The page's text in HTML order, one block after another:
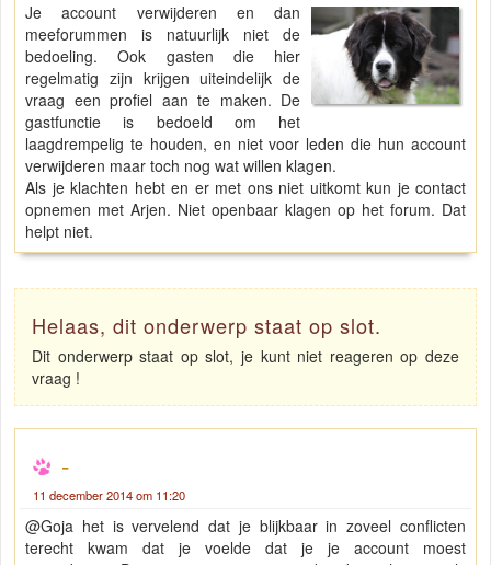
Je account verwijderen en dan
meeforummen is natuurlijk niet de
bedoeling. Ook gasten die hier
regelmatig zijn krijgen uiteindelijk de
vraag een profiel aan te maken. De
gastfunctie is bedoeld om het
laagdrempelig te houden, en niet voor leden die hun account
verwijderen maar toch nog wat willen klagen.
Als je klachten hebt en er met ons niet uitkomt kun je contact
opnemen met Arjen. Niet openbaar klagen op het forum. Dat
helpt niet.
Helaas, dit onderwerp staat op slot.
Dit onderwerp staat op slot, je kunt niet reageren op deze
vraag !
-
11 december 2014 om 11:20
@Goja het is vervelend dat je blijkbaar in zoveel conflicten
terecht kwam dat je voelde dat je je account moest